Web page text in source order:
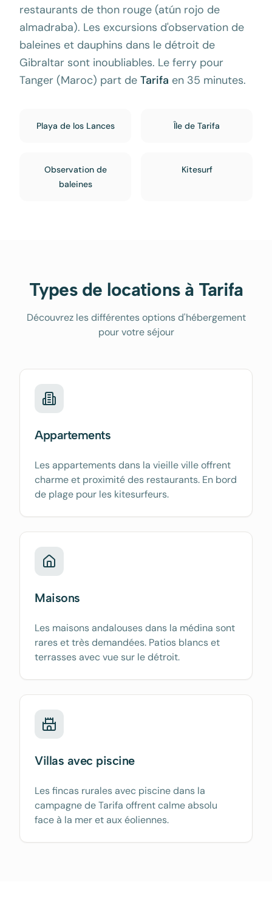
restaurants de thon rouge (atún rojo de
almadraba). Les excursions d'observation de
baleines et dauphins dans le détroit de
Gibraltar sont inoubliables. Le ferry pour
Tanger (Maroc) part de Tarifa en 35 minutes.
Playa de los Lances Île de Tarifa
Observation de
baleines
Kitesurf
Types de locations à Tarifa
Découvrez les différentes options d'hébergement
pour votre séjour
Appartements
Les appartements dans la vieille ville offrent
charme et proximité des restaurants. En bord
de plage pour les kitesurfeurs.
Maisons
Les maisons andalouses dans la médina sont
rares et très demandées. Patios blancs et
terrasses avec vue sur le détroit.
Villas avec piscine
Les fincas rurales avec piscine dans la
campagne de Tarifa offrent calme absolu
face à la mer et aux éoliennes.